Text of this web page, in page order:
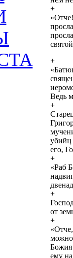
+
+
Ведь
+
убийц
его,
+
«Раб
+
от
+
можно
Божия
ему